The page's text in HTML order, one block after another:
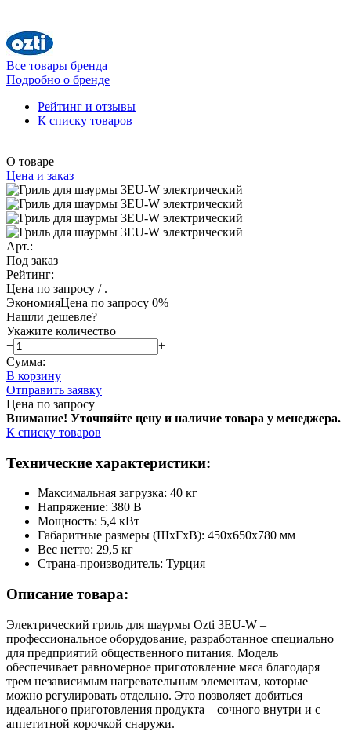
Все товары бренда
Подробно о бренде
Рейтинг и отзывы
К списку товаров
О товаре
Цена и заказ
Арт.:
Под заказ
Рейтинг:
Цена по запросу / .
ЭкономияЦена по запросу 0%
Нашли дешевле?
Укажите количество
−
+
Сумма:
В корзину
Отправить заявку
Цена по запросу
Внимание! Уточняйте цену и наличие товара у менеджера.
К списку товаров
Технические характеристики:
Максимальная загрузка: 40 кг
Напряжение: 380 В
Мощность: 5,4 кВт
Габаритные размеры (ШхГхВ): 450х650х780 мм
Вес нетто: 29,5 кг
Страна-производитель: Турция
Описание товара:
Электрический гриль для шаурмы Ozti 3EU-W –
профессиональное оборудование, разработанное специально
для предприятий общественного питания. Модель
обеспечивает равномерное приготовление мяса благодаря
трем независимым нагревательным элементам, которые
можно регулировать отдельно. Это позволяет добиться
идеального приготовления продукта – сочного внутри и с
аппетитной корочкой снаружи.